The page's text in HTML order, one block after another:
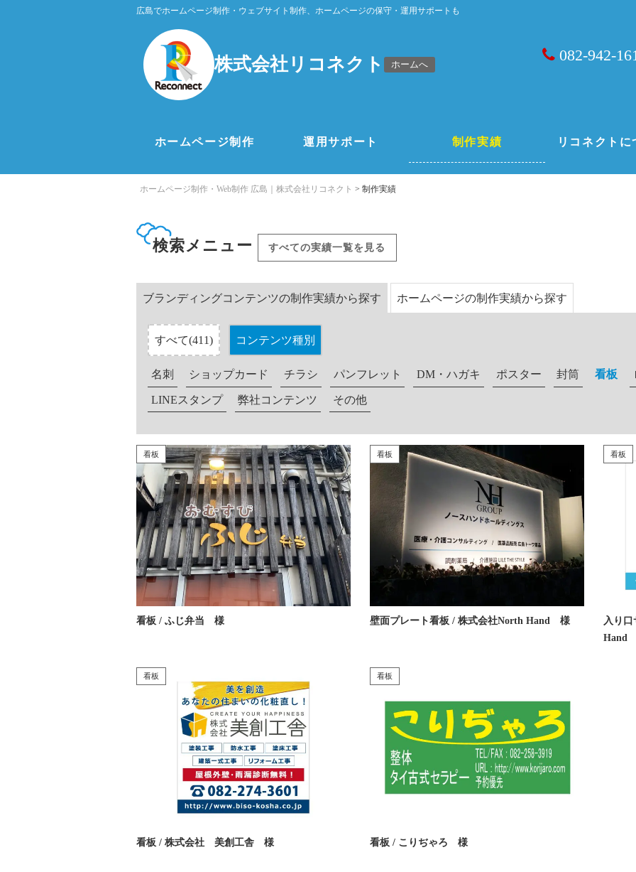
広島でホームページ制作・ウェブサイト制作、ホームページの保守・運用サポートも
株式会社リコネクト ホームへ
082-942-
ホームページ制作 運用サポート 制作実績 リコネクトに
ホームページ制作・Web制作 広島｜株式会社リコネクト > 制作実績
検索メニュー すべての実績一覧を見る
ブランディングコンテンツの制作実績から探す ホームページの制作実績から探す
すべて(411) コンテンツ種別
名刺 ショップカード チラシ パンフレット DM・ハガキ ポスター 封筒 看板
LINEスタンプ 弊社コンテンツ その他
看板
看板 / ふじ弁当 様
看板
壁面プレート看板 / 株式会社North Hand 様
看板
入り
Hand
看板
看板 / 株式会社 美創工舎 様
看板
看板 / こりぢゃろ 様